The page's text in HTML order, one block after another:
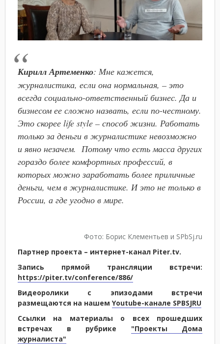
Кирилл Артеменко: Мне кажется,
журналистика, если она нормальная, – это
всегда социально-ответственный бизнес. Да и
бизнесом ее сложно назвать, если по-честному.
Это скорее life style – способ жизни. Работать
только за деньги в журналистике невозможно
и явно незачем. Потому что есть масса других
гораздо более комфортных профессий, в
которых можно заработать более приличные
деньги, чем в журналистике. И это не только в
России, а где угодно в мире.
Фото: Борис Клементьев и SPbSj.ru
Партнер проекта – интернет-канал Piter.tv.
Запись прямой трансляции встречи:
https://piter.tv/conference/886/
Видеоролики с эпизодами встречи
размещаются на нашем Youtube-канале SPBSJRU
Ссылки на материалы о всех прошедших
встречах в рубрике "Проекты Дома
журналиста"